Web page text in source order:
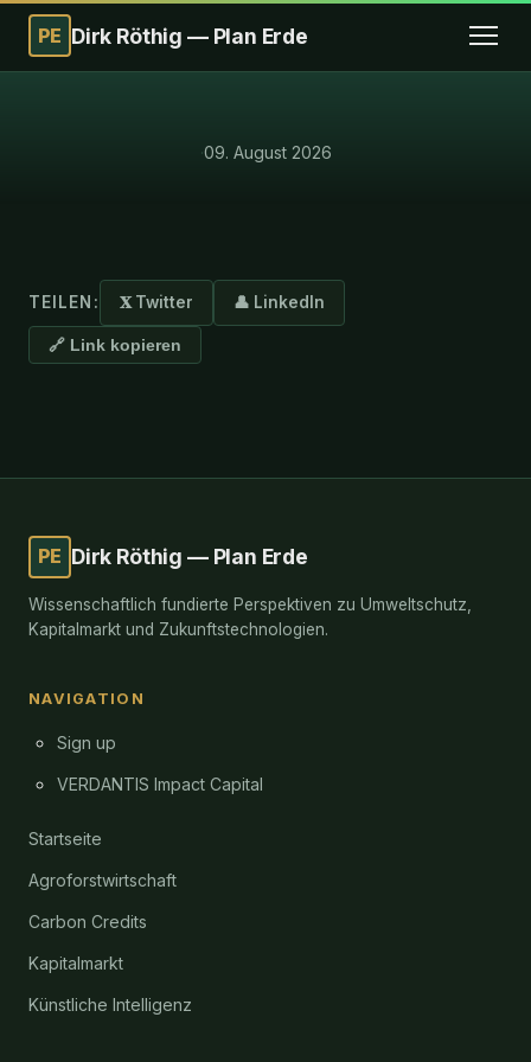
PE Dirk Röthig — Plan Erde
·09. August 2026
TEILEN: 𝐗 Twitter 👤 LinkedIn
🔗 Link kopieren
PE Dirk Röthig — Plan Erde
Wissenschaftlich fundierte Perspektiven zu Umweltschutz,
Kapitalmarkt und Zukunftstechnologien.
NAVIGATION
Sign up
VERDANTIS Impact Capital
Startseite
Agroforstwirtschaft
Carbon Credits
Kapitalmarkt
Künstliche Intelligenz